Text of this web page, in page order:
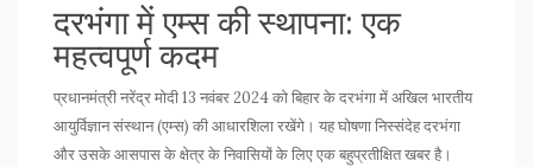
दरभंगा में एम्स की स्थापना: एक
महत्वपूर्ण कदम
प्रधानमंत्री नरेंद्र मोदी 13 नवंबर 2024 को बिहार के दरभंगा में अखिल भारतीय
आयुर्विज्ञान संस्थान (एम्स) की आधारशिला रखेंगे। यह घोषणा निस्संदेह दरभंगा
और उसके आसपास के क्षेत्र के निवासियों के लिए एक बहुप्रतीक्षित खबर है।